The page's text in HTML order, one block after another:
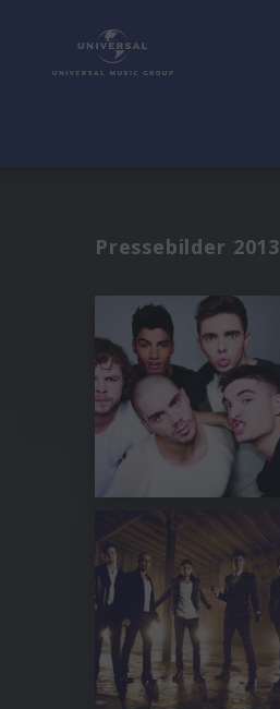
Pressebilder 2013